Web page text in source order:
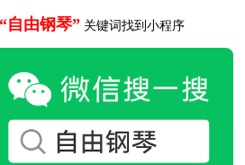
“自由钢琴” 关键词找到小程序